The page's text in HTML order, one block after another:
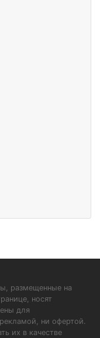
размещенные на
носят
для
ни офертой.
их в качестве